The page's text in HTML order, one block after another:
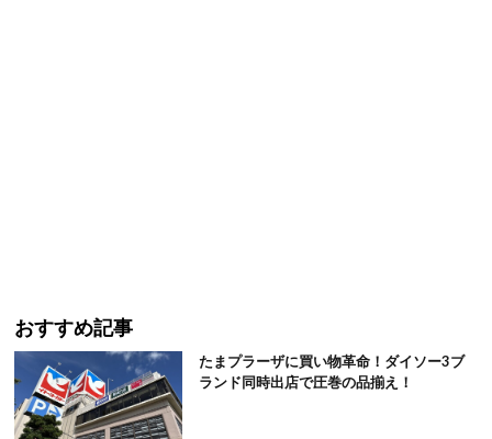
おすすめ記事
たまプラーザに買い物革命！ダイソー3ブ
ランド同時出店で圧巻の品揃え！